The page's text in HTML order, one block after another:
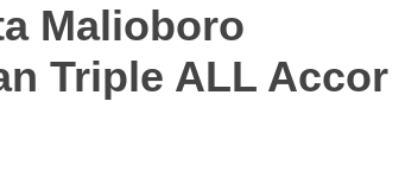
Malioboro
Triple ALL Accor